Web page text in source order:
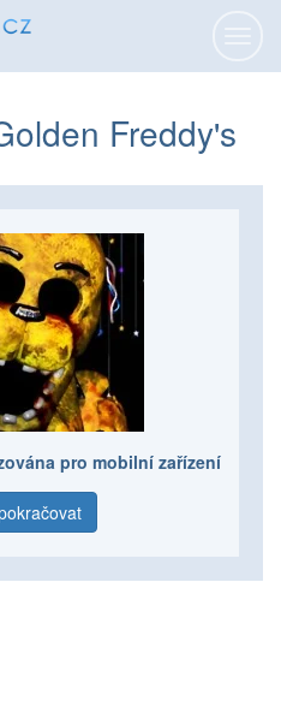
Freddy's
pro mobilní zařízení